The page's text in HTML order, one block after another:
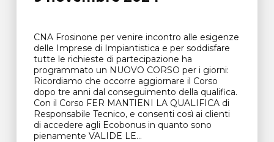
CNA Frosinone per venire incontro alle esigenze
delle Imprese di Impiantistica e per soddisfare
tutte le richieste di partecipazione ha
programmato un NUOVO CORSO per i giorni:
Ricordiamo che occorre aggiornare il Corso
dopo tre anni dal conseguimento della qualifica.
Con il Corso FER MANTIENI LA QUALIFICA di
Responsabile Tecnico, e consenti così ai clienti
di accedere agli Ecobonus in quanto sono
pienamente VALIDE LE...